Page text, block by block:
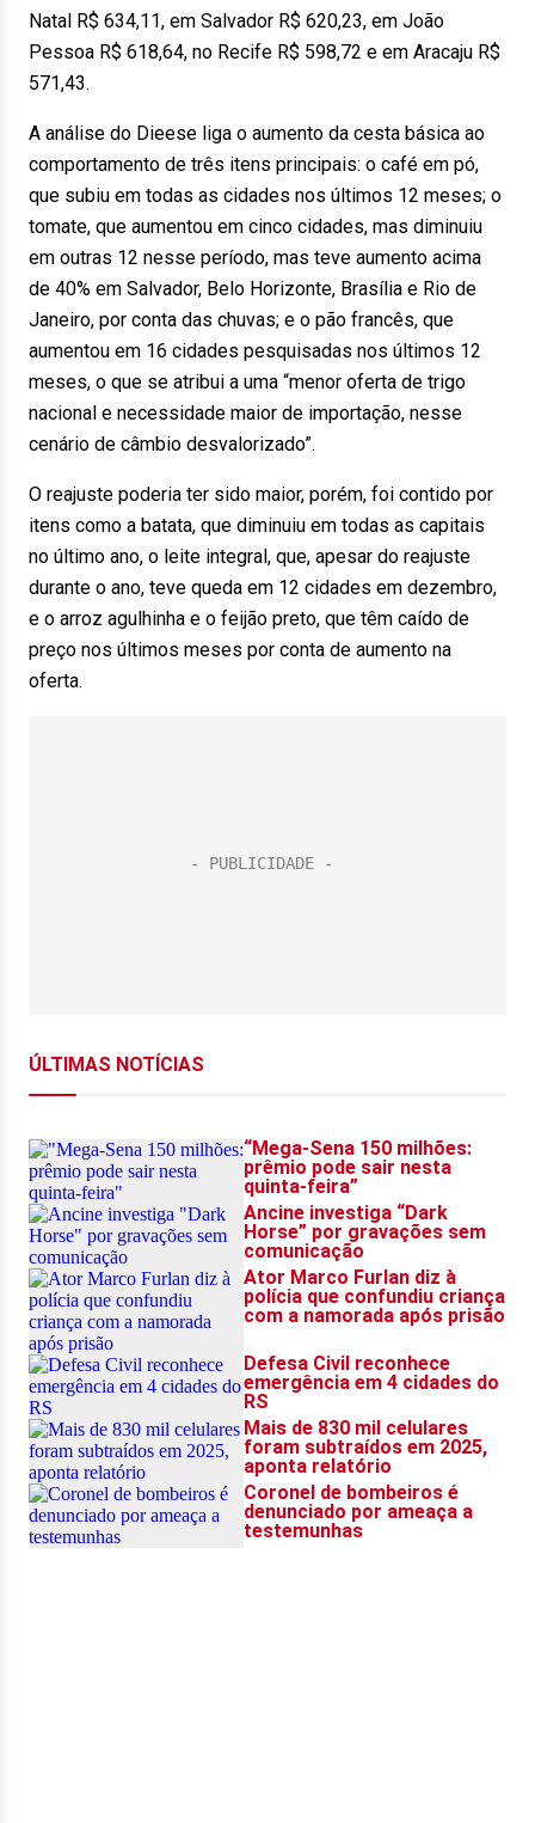
Natal R$ 634,11, em Salvador R$ 620,23, em João
Pessoa R$ 618,64, no Recife R$ 598,72 e em Aracaju R$
571,43.
A análise do Dieese liga o aumento da cesta básica ao
comportamento de três itens principais: o café em pó,
que subiu em todas as cidades nos últimos 12 meses; o
tomate, que aumentou em cinco cidades, mas diminuiu
em outras 12 nesse período, mas teve aumento acima
de 40% em Salvador, Belo Horizonte, Brasília e Rio de
Janeiro, por conta das chuvas; e o pão francês, que
aumentou em 16 cidades pesquisadas nos últimos 12
meses, o que se atribui a uma “menor oferta de trigo
nacional e necessidade maior de importação, nesse
cenário de câmbio desvalorizado”.
O reajuste poderia ter sido maior, porém, foi contido por
itens como a batata, que diminuiu em todas as capitais
no último ano, o leite integral, que, apesar do reajuste
durante o ano, teve queda em 12 cidades em dezembro,
e o arroz agulhinha e o feijão preto, que têm caído de
preço nos últimos meses por conta de aumento na
oferta.